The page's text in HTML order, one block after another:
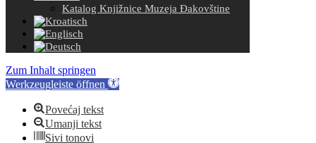
Katalog Knjižnice Muzeja Đakovštine
Zum Inhalt springen
Werkzeugleiste öffnen
Povećaj tekst
Umanji tekst
Sivi tonovi